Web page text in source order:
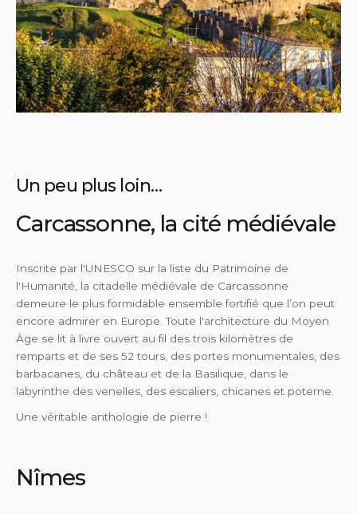
Un peu plus loin…
Carcassonne, la cité médiévale
Inscrite par l'UNESCO sur la liste du Patrimoine de
l'Humanité, la citadelle médiévale de Carcassonne
demeure le plus formidable ensemble fortifié que l’on peut
encore admirer en Europe. Toute l'architecture du Moyen
Âge se lit à livre ouvert au fil des trois kilomètres de
remparts et de ses 52 tours, des portes monumentales, des
barbacanes, du château et de la Basilique, dans le
labyrinthe des venelles, des escaliers, chicanes et poterne.
Une véritable anthologie de pierre !
Nîmes